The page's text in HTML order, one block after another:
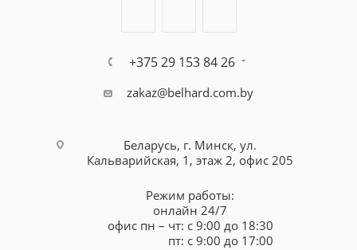
+375 29 153 84 26
zakaz@belhard.com.by
Беларусь, г. Минск, ул.
Кальварийская, 1, этаж 2, офис 205
Режим работы:
онлайн 24/7
офис пн – чт: с 9:00 до 18:30
пт: с 9:00 до 17:00